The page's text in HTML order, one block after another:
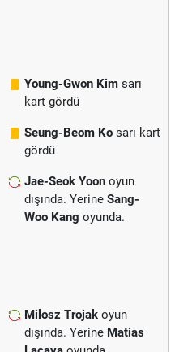
Young-Gwon Kim sarı
kart gördü
Seung-Beom Ko sarı kart
gördü
Jae-Seok Yoon oyun
dışında. Yerine Sang-
Woo Kang oyunda.
Milosz Trojak oyun
dışında. Yerine Matias